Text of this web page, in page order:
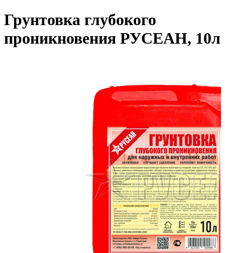
Грунтовка глубокого
проникновения РУСЕАН, 10л